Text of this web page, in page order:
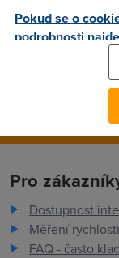
Připomíná mi to
Prý o tom byli
vývěskou kdesi v
Pro
Dostupnost
Měření
FAQ - často
Pokud se o
podrobnosti